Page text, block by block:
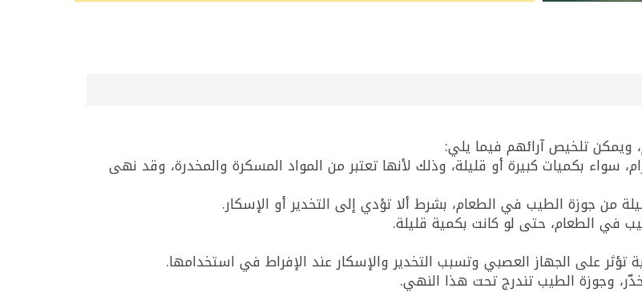
تلخيص آرائهم فيما يلي:
سواء بكميات كبيرة أو قليلة، وذلك لأنها تعتبر من المواد المسكرة والمخدرة، وقد نهى
من جوزة الطيب في الطعام، بشرط ألا تؤدي إلى التخدير أو الإسكار.
في الطعام، حتى لو كانت بكمية قليلة.
تؤثر على الجهاز العصبي وتسبب التخدير والإسكار عند الإفراط في استخدامها.
وجوزة الطيب تندرج تحت هذا النهي.